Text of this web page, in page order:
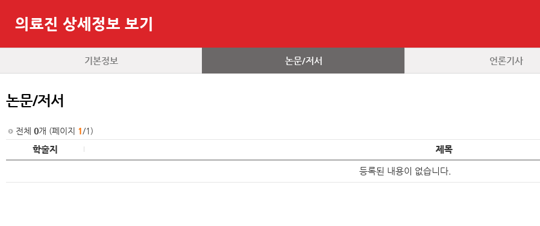
의료진 상세정보 보기
기본정보 논문/저서 언론기사
논문/저서
전체 0개 (페이지 1/1)
학술지 제목
등록된 내용이 없습니다.